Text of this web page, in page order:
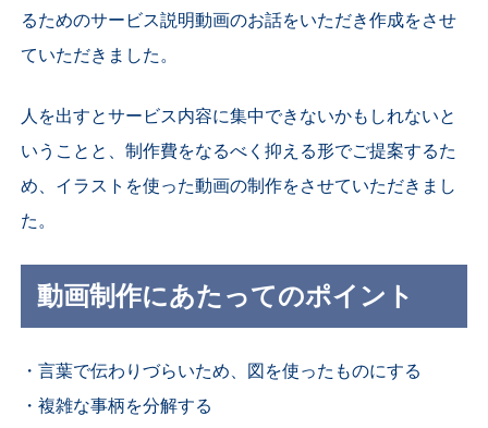
るためのサービス説明動画のお話をいただき作成をさせ
ていただきました。
人を出すとサービス内容に集中できないかもしれないと
いうことと、制作費をなるべく抑える形でご提案するた
め、イラストを使った動画の制作をさせていただきまし
た。
動画制作にあたってのポイント
・言葉で伝わりづらいため、図を使ったものにする
・複雑な事柄を分解する